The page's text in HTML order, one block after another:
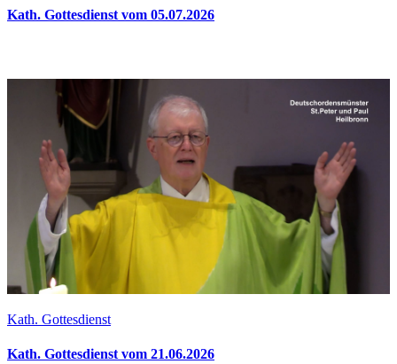
Kath. Gottesdienst vom 05.07.2026
Kath. Gottesdienst
Kath. Gottesdienst vom 21.06.2026